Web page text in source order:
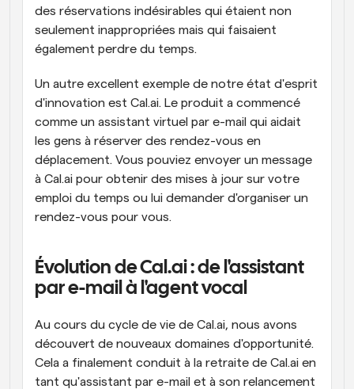
des réservations indésirables qui étaient non
seulement inappropriées mais qui faisaient
également perdre du temps.
Un autre excellent exemple de notre état d'esprit
d'innovation est Cal.ai. Le produit a commencé
comme un assistant virtuel par e-mail qui aidait
les gens à réserver des rendez-vous en
déplacement. Vous pouviez envoyer un message
à Cal.ai pour obtenir des mises à jour sur votre
emploi du temps ou lui demander d'organiser un
rendez-vous pour vous.
Évolution de Cal.ai : de l'assistant
par e-mail à l'agent vocal
Au cours du cycle de vie de Cal.ai, nous avons
découvert de nouveaux domaines d'opportunité.
Cela a finalement conduit à la retraite de Cal.ai en
tant qu'assistant par e-mail et à son relancement